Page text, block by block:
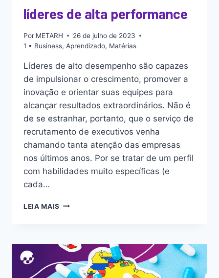
líderes de alta performance
Por METARH
26 de julho de 2023
1 • Business, Aprendizado, Matérias
Líderes de alto desempenho são capazes
de impulsionar o crescimento, promover a
inovação e orientar suas equipes para
alcançar resultados extraordinários. Não é
de se estranhar, portanto, que o serviço de
recrutamento de executivos venha
chamando tanta atenção das empresas
nos últimos anos. Por se tratar de um perfil
com habilidades muito específicas (e
cada…
LEIA MAIS